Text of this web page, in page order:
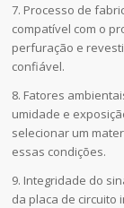
7. Processo de
compatível com o
perfuração e
confiável.
8. Fatores
umidade e
selecionar um
essas condições.
9. Integridade do
da placa de circuito